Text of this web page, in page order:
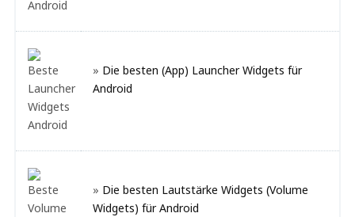
» Die besten (App) Launcher Widgets für
Android
» Die besten Lautstärke Widgets (Volume
Widgets) für Android